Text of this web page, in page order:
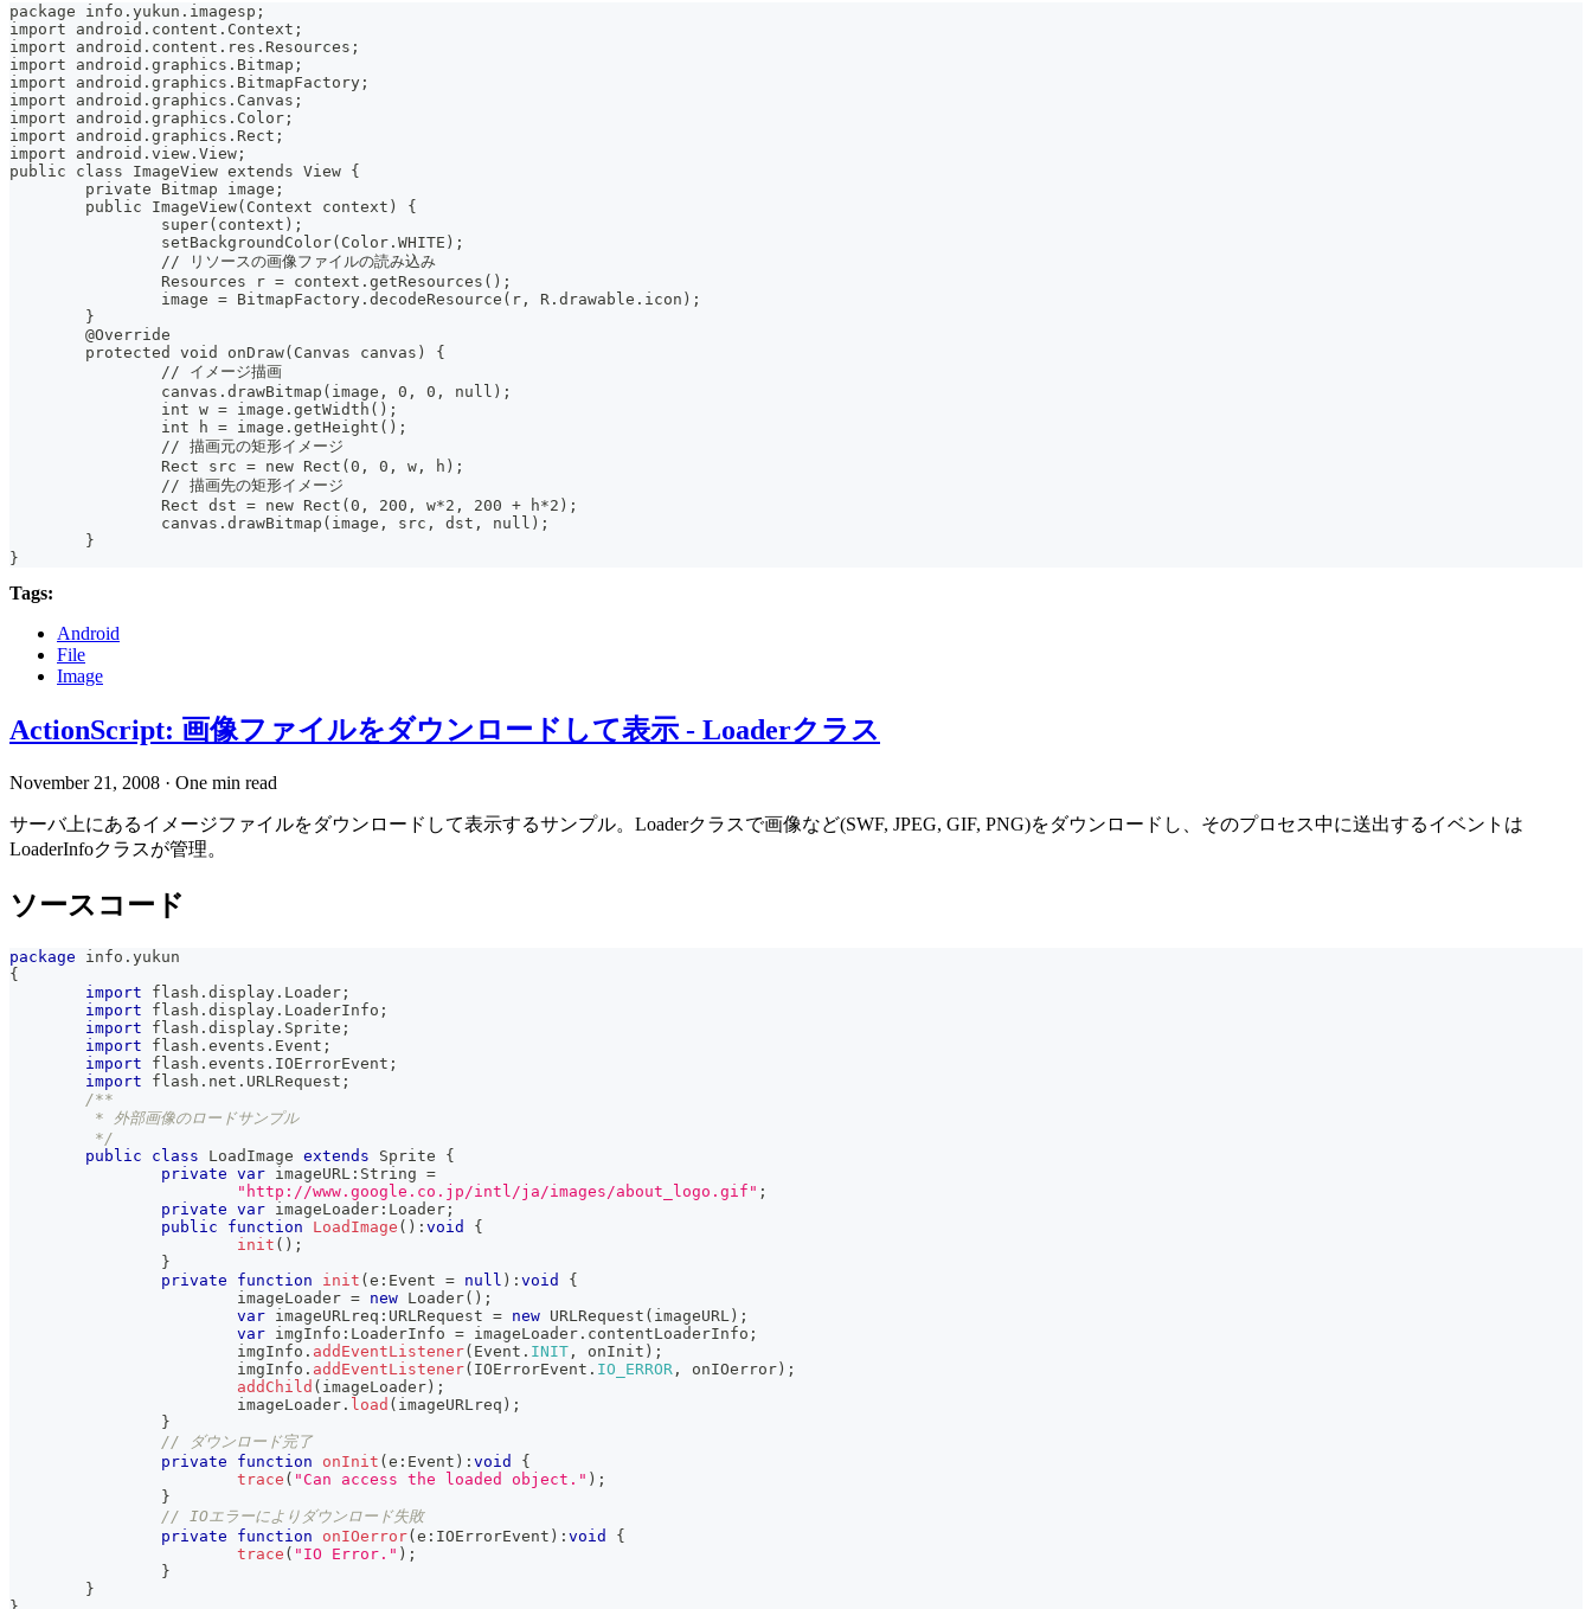
package info.yukun.imagesp;
import android.content.Context;
import android.content.res.Resources;
import android.graphics.Bitmap;
import android.graphics.BitmapFactory;
import android.graphics.Canvas;
import android.graphics.Color;
import android.graphics.Rect;
import android.view.View;
public class ImageView extends View {
	private Bitmap image;
	public ImageView(Context context) {
		super(context);
		setBackgroundColor(Color.WHITE);
		// リソースの画像ファイルの読み込み
		Resources r = context.getResources();
		image = BitmapFactory.decodeResource(r, R.drawable.icon);
	}
	@Override
	protected void onDraw(Canvas canvas) {
		// イメージ描画
		canvas.drawBitmap(image, 0, 0, null);
		int w = image.getWidth();
		int h = image.getHeight();
		// 描画元の矩形イメージ
		Rect src = new Rect(0, 0, w, h);
		// 描画先の矩形イメージ
		Rect dst = new Rect(0, 200, w*2, 200 + h*2);
		canvas.drawBitmap(image, src, dst, null);
	}
}
Tags:
Android
File
Image
ActionScript: 画像ファイルをダウンロードして表示 - Loaderクラス
November 21, 2008 · One min read
サーバ上にあるイメージファイルをダウンロードして表示するサンプル。Loaderクラスで画像など(SWF, JPEG, GIF, PNG)をダウンロードし、そのプロセス中に送出するイベントは
LoaderInfoクラスが管理。
ソースコード
package info . yukun
{
import flash . display . Loader ;
import flash . display . LoaderInfo ;
import flash . display . Sprite ;
import flash . events . Event ;
import flash . events . IOErrorEvent ;
import flash . net . URLRequest ;
/**
	 * 外部画像のロードサンプル
	 */
public
class LoadImage extends Sprite
{
private var imageURL : String =
"http://www.google.co.jp/intl/ja/images/about_logo.gif" ;
private var imageLoader : Loader ;
public
function LoadImage ( ) : void
{
init ( ) ;
}
private
function init (e : Event = null ) : void
{
			imageLoader
= new Loader( ) ;
var imageURLreq : URLRequest = new URLRequest ( imageURL ) ;
var imgInfo : LoaderInfo = imageLoader . contentLoaderInfo ;
			imgInfo
. addEventListener( Event . INIT , onInit ) ;
			imgInfo
. addEventListener( IOErrorEvent . IO_ERROR , onIOerror) ;
addChild ( imageLoader) ;
			imageLoader
. load ( imageURLreq ) ;
}
// ダウンロード完了
private
function onInit (e : Event ) : void
{
trace ( "Can access the loaded object." ) ;
}
// IOエラーによりダウンロード失敗
private
function onIOerror(e : IOErrorEvent ) : void
{
trace ( "IO Error." ) ;
}
}